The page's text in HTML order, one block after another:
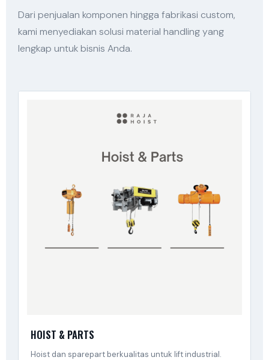
Dari penjualan komponen hingga fabrikasi custom,
kami menyediakan solusi material handling yang
lengkap untuk bisnis Anda.
HOIST & PARTS
Hoist dan sparepart berkualitas untuk lift industrial.